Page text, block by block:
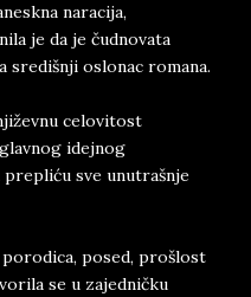
naracija,
je da je čudnovata
središnji oslonac romana.
celovitost
idejnog
sve unutrašnje
porodica, posed, prošlost
se u zajedničku